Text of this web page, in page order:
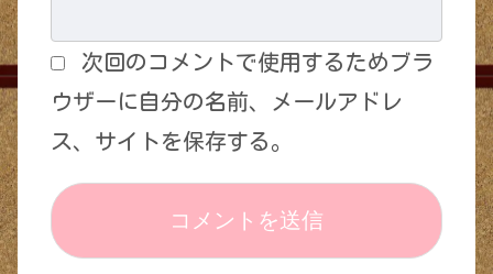
次回のコメントで使用するためブラ
ウザーに自分の名前、メールアドレ
ス、サイトを保存する。